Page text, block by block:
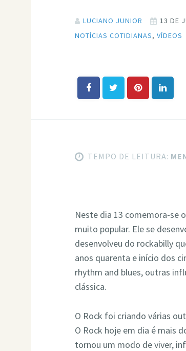
LUCIANO JUNIOR 13 DE
NOTÍCIAS COTIDIANAS,VÍDEOS
TEMPO DE LEITURA:
Neste dia 13 comemora-se
muito popular. Ele se
desenvolveu do rockabilly
anos quarenta e início dos
rhythm and blues, outras
clássica.
O Rock foi criando várias
O Rock hoje em dia é mais
tornou um modo de viver,